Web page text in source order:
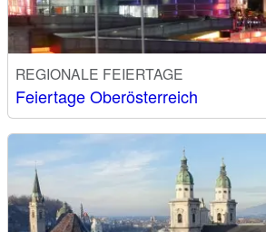
REGIONALE FEIERTAGE
Feiertage Oberösterreich